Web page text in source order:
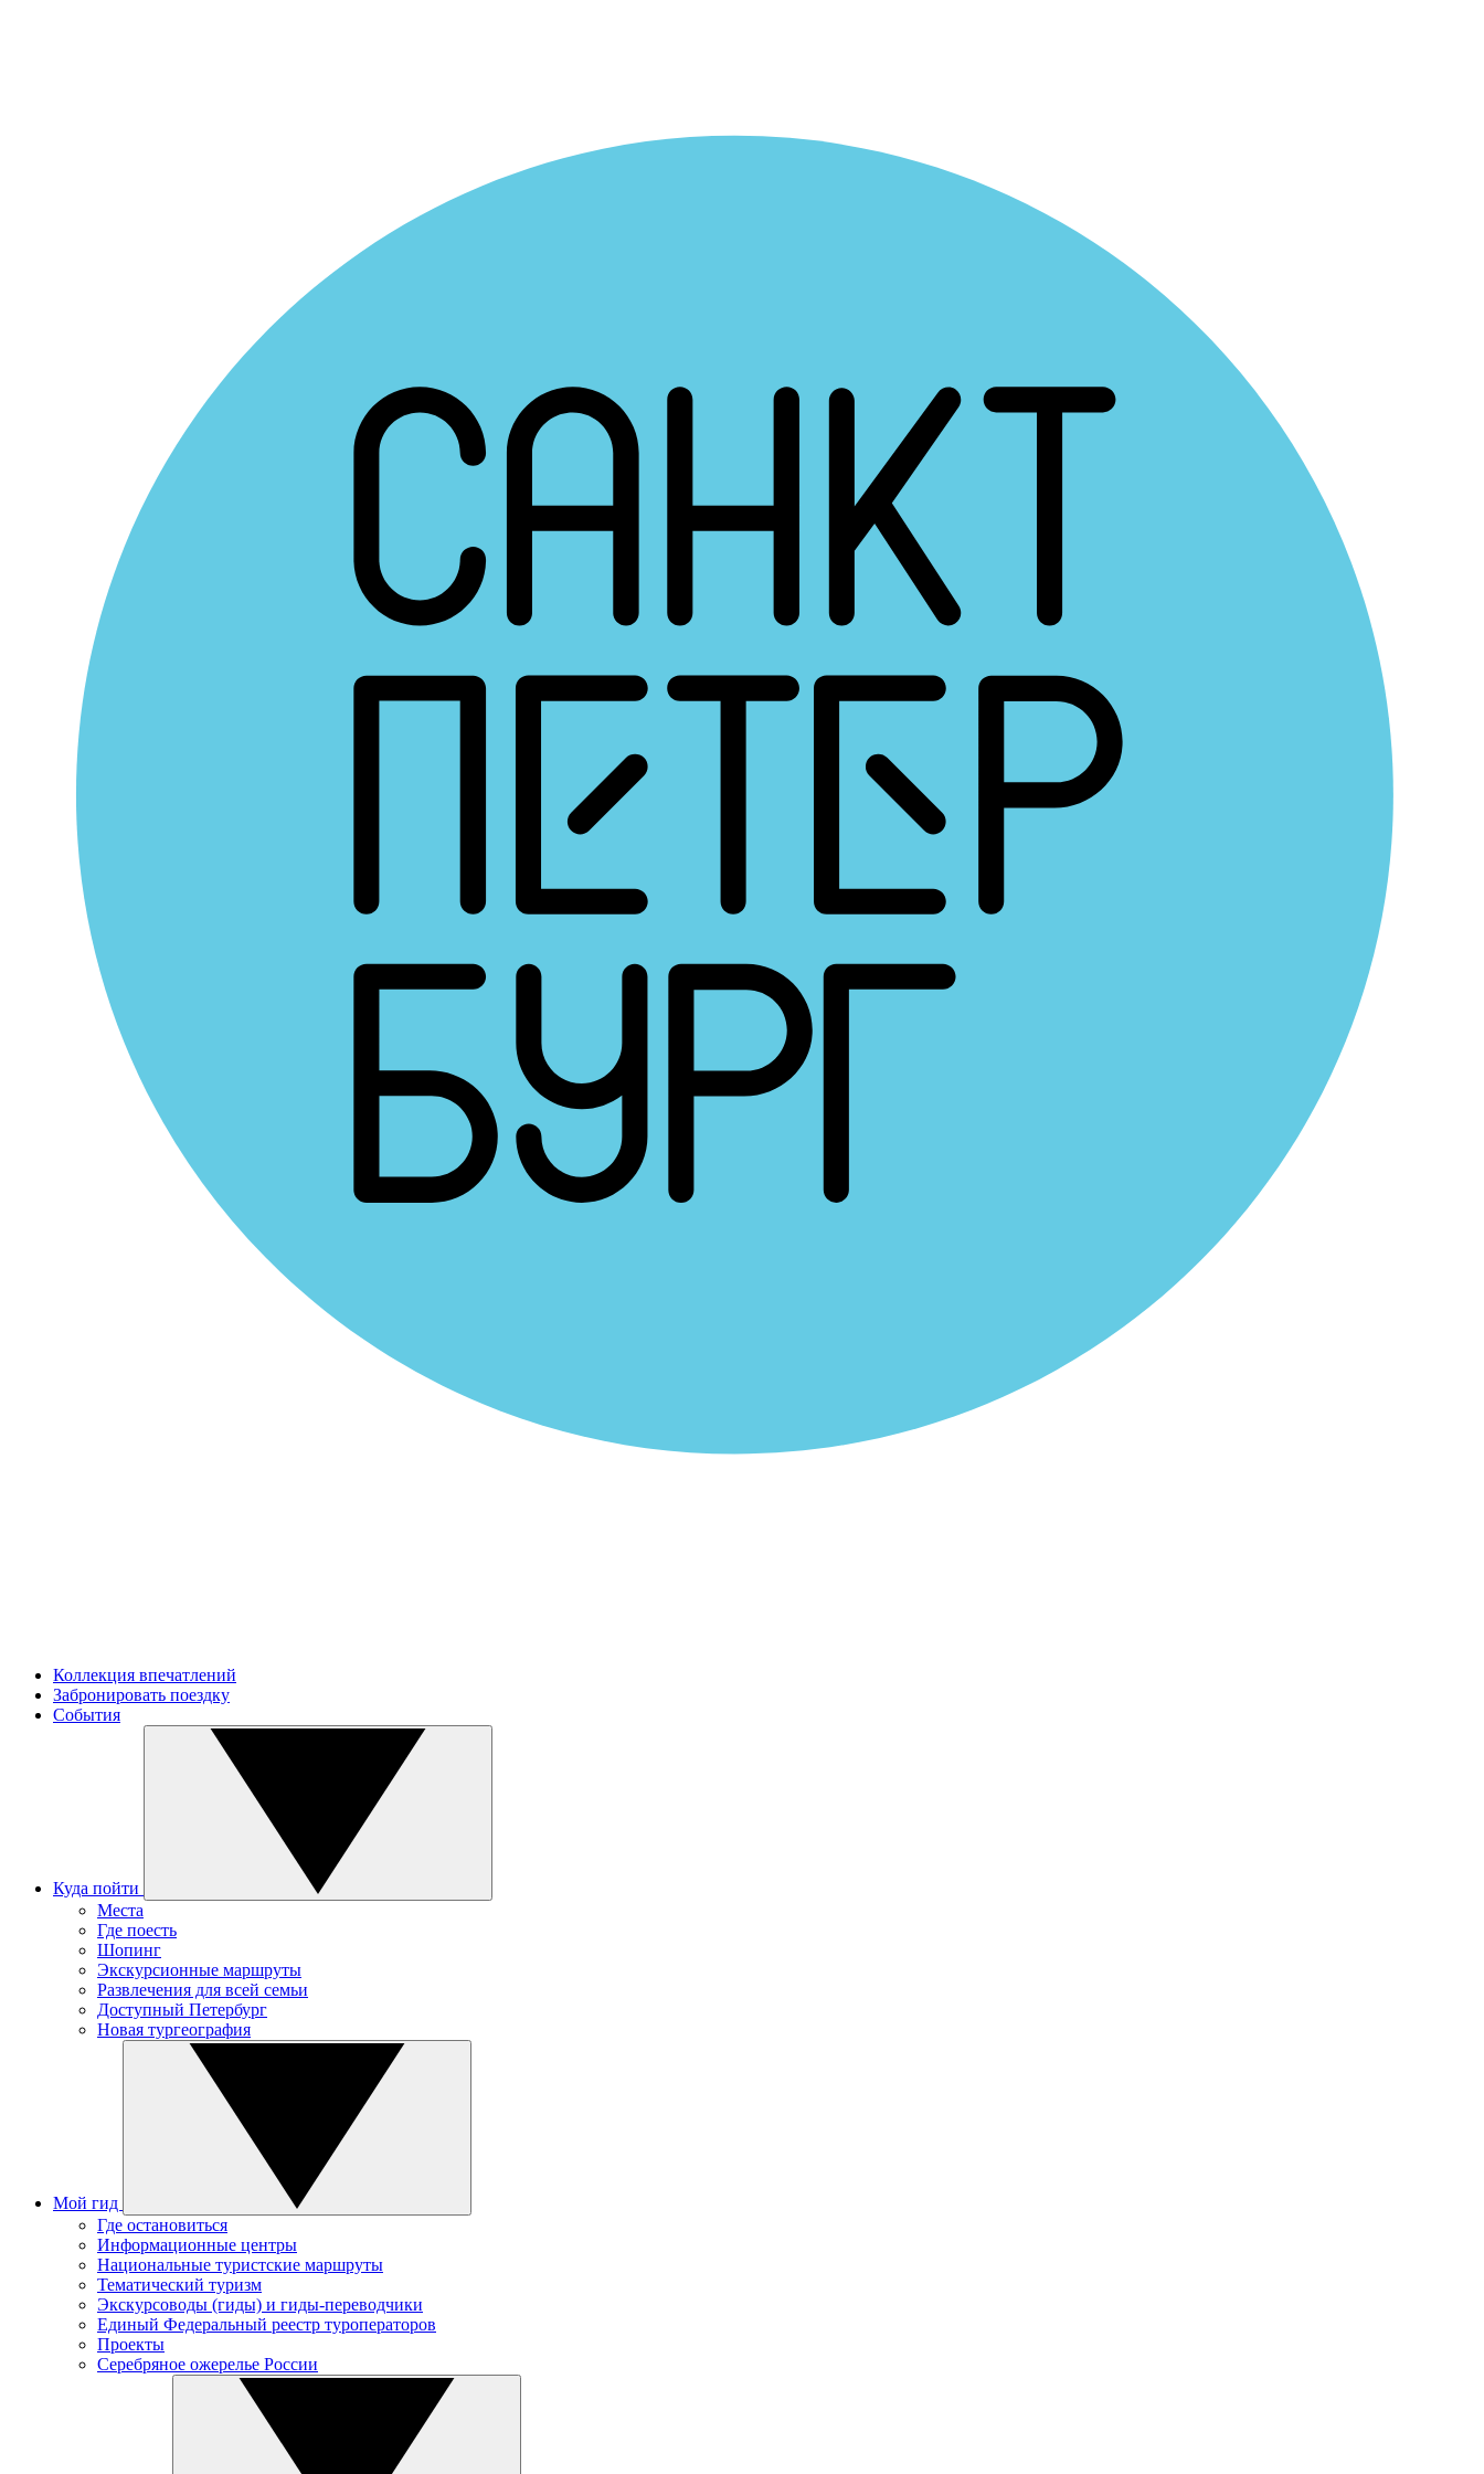
Коллекция впечатлений
Забронировать поездку
События
Куда пойти
Места
Где поесть
Шопинг
Экскурсионные маршруты
Развлечения для всей семьи
Доступный Петербург
Новая тургеография
Мой гид
Где остановиться
Информационные центры
Национальные туристские маршруты
Тематический туризм
Экскурсоводы (гиды) и гиды-переводчики
Единый Федеральный реестр туроператоров
Проекты
Серебряное ожерелье России